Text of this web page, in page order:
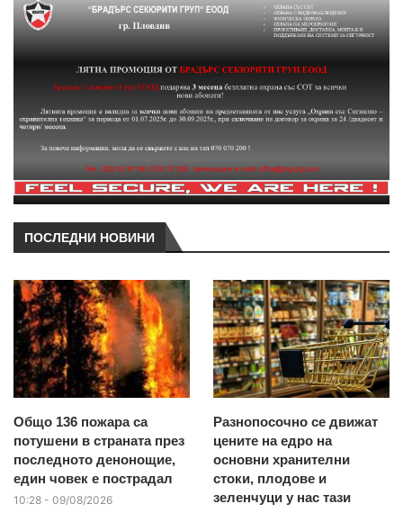
ПОСЛЕДНИ НОВИНИ
Общо 136 пожара са
потушени в страната през
последното денонощие,
един човек е пострадал
10:28 - 09/08/2026
Разнопосочно се движат
цените на едро на
основни хранителни
стоки, плодове и
зеленчуци у нас тази